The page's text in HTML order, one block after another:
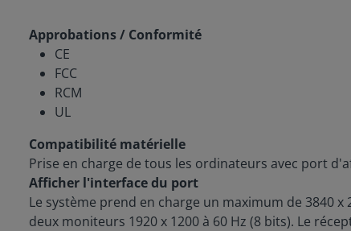
Approbations / Conformité
CE
FCC
RCM
UL
Compatibilité matérielle
Prise en charge de tous les ordinateurs avec port
Afficher l'interface du port
Le système prend en charge un maximum de 3840 x
deux moniteurs 1920 x 1200 à 60 Hz (8 bits). Le